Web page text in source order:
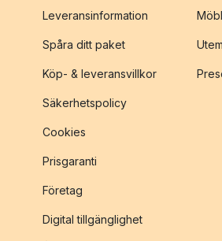
Leveransinformation
Spåra ditt paket
Köp- & leveransvillkor
Säkerhetspolicy
Cookies
Prisgaranti
Företag
Digital tillgänglighet